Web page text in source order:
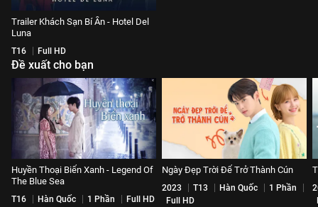
Trailer Khách Sạn Bí Ẩn - Hotel Del
Luna
T16 Full HD
Đề xuất cho bạn
Huyền Thoại Biển Xanh - Legend Of
The Blue Sea
T16 Hàn Quốc 1 Phần Full HD
Ngày Đẹp Trời Để Trở Thành Cún
2023 T13 Hàn Quốc
1 Phần
Full HD